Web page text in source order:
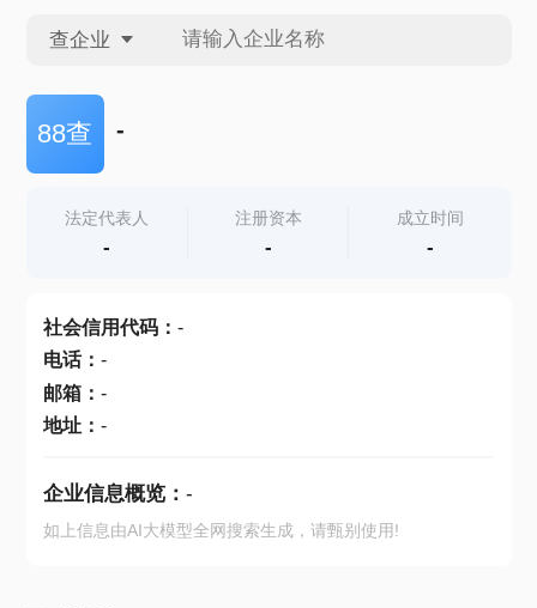
查企业
查企业
查产地
88查 -
法定代表人
-
注册资本
-
成立时间
-
社会信用代码： -
电话： -
邮箱： -
地址： -
企业信息概览： -
如上信息由AI大模型全网搜索生成，请甄别使用!